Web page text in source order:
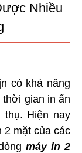
Nhiều
có khả năng
gian in ấn
thụ. Hiện nay
2 mặt của các
máy in 2